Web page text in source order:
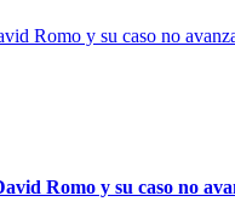
Romo y su caso no